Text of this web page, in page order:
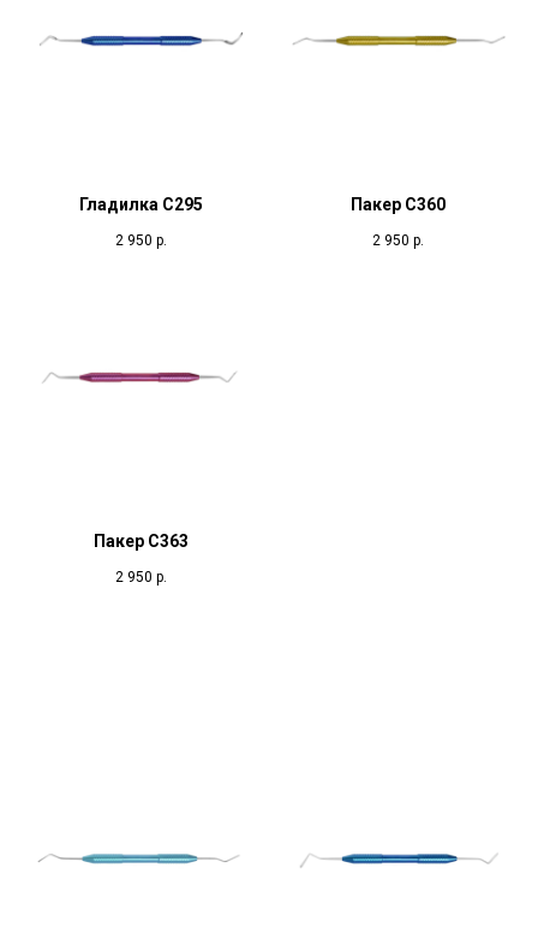
Гладилка С295
2 950 р.
Пакер С360
2 950 р.
Пакер С363
2 950 р.